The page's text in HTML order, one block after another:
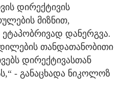
დირექტივის
მიზნით,
ეტაპობრივად დანერგვა.
თანდათანობითი
დირექტივასთან
- განაცხადა ნიკოლოზ